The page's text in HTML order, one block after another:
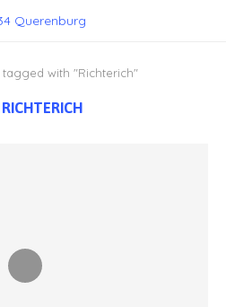
tagged with "Richterich"
RICHTERICH